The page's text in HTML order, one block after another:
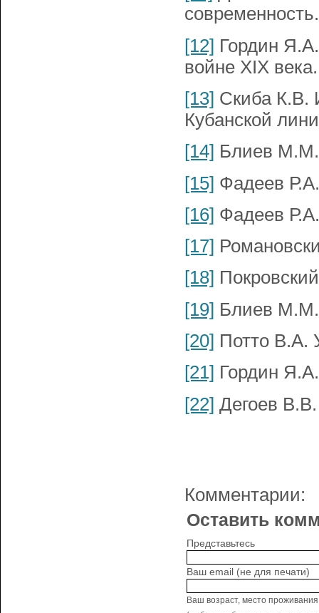
[12] Гордин
войне XIX
[13] Скиба К.В.
Кубанской
[14] Блиев
[15] Фадеев
[16] Фадеев
[17]
[18]
[19] Блиев
[20] Потто В.А.
[21] Гордин
[22] Дегоев
Комментарии:
Оставить
Представьтесь
Ваш email (не для печати)
Ваш возраст, место проживания